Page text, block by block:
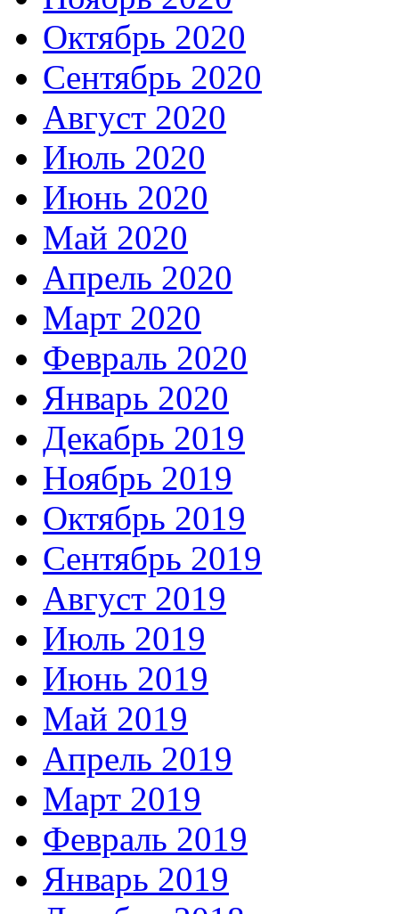
Октябрь 2020
Сентябрь 2020
Август 2020
Июль 2020
Июнь 2020
Май 2020
Апрель 2020
Март 2020
Февраль 2020
Январь 2020
Декабрь 2019
Ноябрь 2019
Октябрь 2019
Сентябрь 2019
Август 2019
Июль 2019
Июнь 2019
Май 2019
Апрель 2019
Март 2019
Февраль 2019
Январь 2019